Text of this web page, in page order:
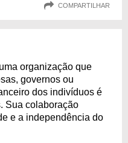
COMPARTILHAR
organização que
governos ou
dos indivíduos é
Sua colaboração
e a independência do